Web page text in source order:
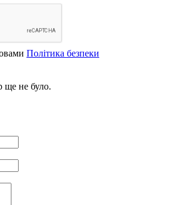
Політика безпеки
ще не було.